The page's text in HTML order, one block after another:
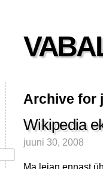
Archive for
Wikipedia
juuni 30, 2008
Ma leian ennast